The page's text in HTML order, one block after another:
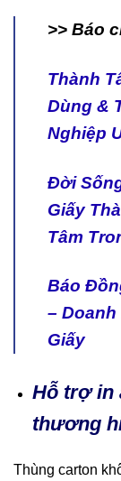
>> Báo
Thành
Dùng &
Nghiệp
Đời
Giấy
Tâm
Báo
–
Giấy
Hỗ trợ in
thương
Thùng carton